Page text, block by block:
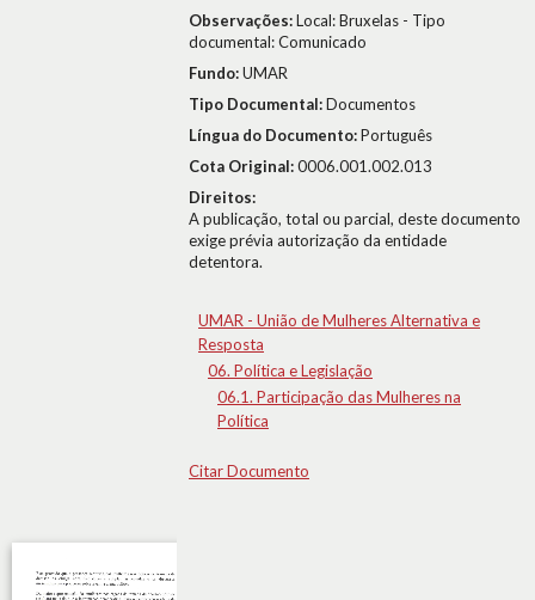
Observações:Local: Bruxelas - Tipo
documental: Comunicado
Fundo:UMAR
Tipo Documental:Documentos
Língua do Documento:Português
Cota Original:0006.001.002.013
Direitos:
A publicação, total ou parcial, deste documento
exige prévia autorização da entidade
detentora.
UMAR - União de Mulheres Alternativa e
Resposta
06. Política e Legislação
06.1. Participação das Mulheres na
Política
Citar Documento